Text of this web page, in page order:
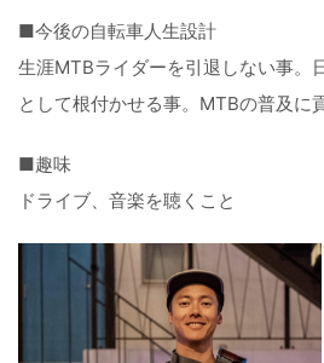
■今後の自転車人生設計
生涯MTBライダーを引退しない事。
として根付かせる事。MTBの普及に
■趣味
ドライブ、音楽を聴くこと